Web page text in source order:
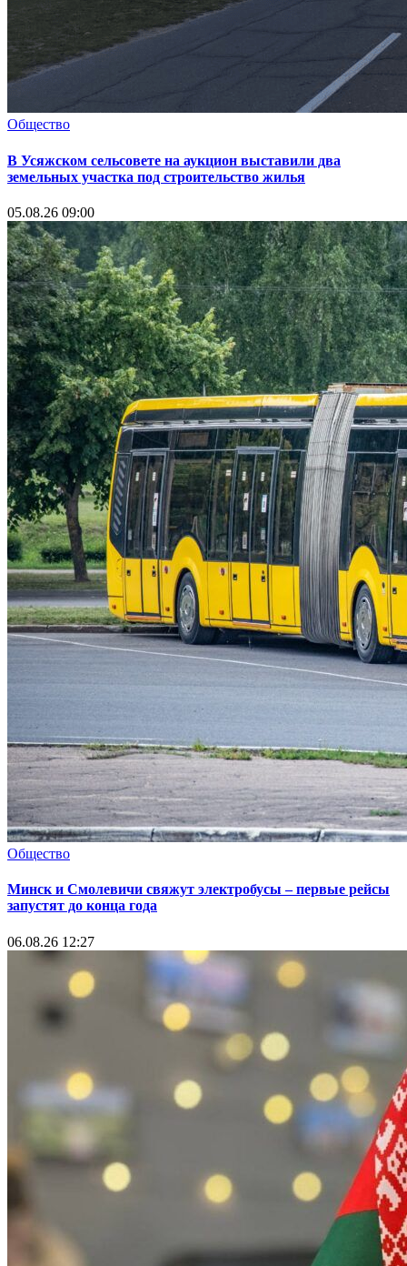
Общество
В Усяжском сельсовете на аукцион выставили два
земельных участка под строительство жилья
05.08.26 09:00
Общество
Минск и Смолевичи свяжут электробусы – первые рейсы
запустят до конца года
06.08.26 12:27